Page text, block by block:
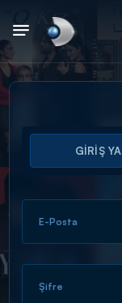
Arama
ARAMA
GİRİŞ
E-Posta
Şifre